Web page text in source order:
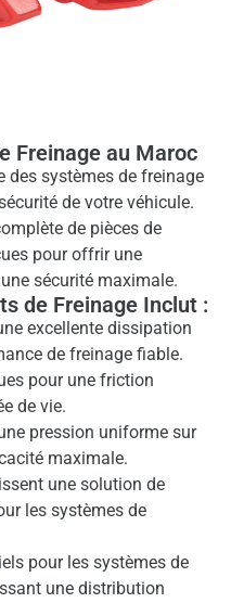
Freinage au Maroc
des systèmes de freinage
de votre véhicule.
de pièces de
pour offrir une
sécurité maximale.
de Freinage Inclut :
excellente dissipation
de freinage fiable.
pour une friction
de vie.
pression uniforme sur
maximale.
une solution de
les systèmes de
pour les systèmes de
une distribution